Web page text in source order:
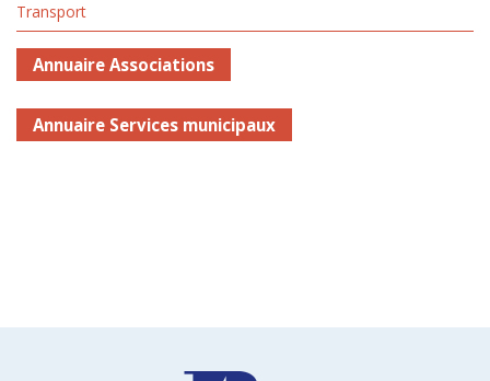
Transport
Annuaire Associations
Annuaire Services municipaux